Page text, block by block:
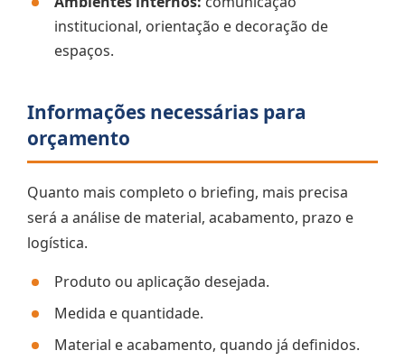
institucional, orientação e decoração de
espaços.
Informações necessárias para
orçamento
Quanto mais completo o briefing, mais precisa
será a análise de material, acabamento, prazo e
logística.
Produto ou aplicação desejada.
Medida e quantidade.
Material e acabamento, quando já definidos.